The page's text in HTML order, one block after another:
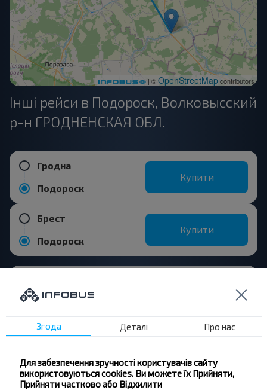
| ©OpenStreetMapcontributors
Інші рейси в Подороск, Волковысский
р-н ГРОДНЕНСКАЯ ОБЛ.
Гродна
Подороск
Купити
Брест
Подороск
Купити
Подороск
Ружаны
Подороск
Популярні напрямки з міста
Згода Деталі Про нас
Для забезпечення зручності користувачів сайту
використовуються cookies. Ви можете їх Прийняти,
Прийняти частково або Відхилити